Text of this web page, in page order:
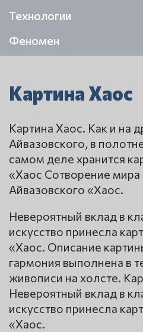
Технологии
Феномен
Картина Хаос
Картина Хаос. Как и на
Айвазовского, в
самом деле хранится
«Хаос Сотворение мира
Айвазовского «Хаос.
Невероятный вклад в
искусство принесла
«Хаос. Описание
гармония выполнена в
живописи на холсте.
Невероятный вклад в
искусство принесла
«Хаос.